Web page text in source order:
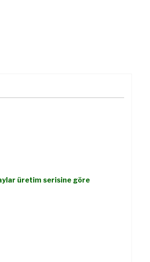
üretim serisine göre